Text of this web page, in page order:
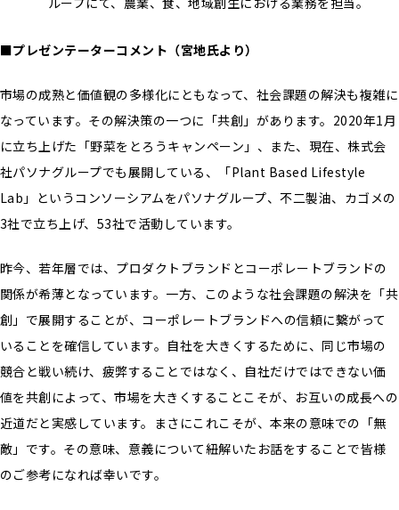
■プレゼンテーターコメント（宮地氏より）
市場の成熟と価値観の多様化にともなって、社会課題の解決も複雑に
なっています。その解決策の一つに「共創」があります。2020年1月
に立ち上げた「野菜をとろうキャンペーン」、また、現在、株式会
社パソナグループでも展開している、「Plant Based Lifestyle
Lab」というコンソーシアムをパソナグループ、不二製油、カゴメの
3社で立ち上げ、53社で活動しています。
昨今、若年層では、プロダクトブランドとコーポレートブランドの
関係が希薄となっています。一方、このような社会課題の解決を「共
創」で展開することが、コーポレートブランドへの信頼に繋がって
いることを確信しています。自社を大きくするために、同じ市場の
競合と戦い続け、疲弊することではなく、自社だけではできない価
値を共創によって、市場を大きくすることこそが、お互いの成長への
近道だと実感しています。まさにこれこそが、本来の意味での「無
敵」です。その意味、意義について紐解いたお話をすることで皆様
のご参考になれば幸いです。